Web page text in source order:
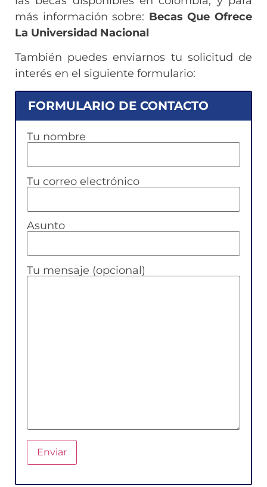
más información sobre: Becas Que Ofrece
La Universidad Nacional
También puedes enviarnos tu solicitud de
interés en el siguiente formulario:
FORMULARIO DE CONTACTO
Tu nombre
Tu correo electrónico
Asunto
Tu mensaje (opcional)